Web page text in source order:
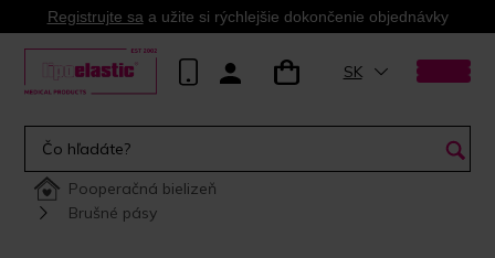
Registrujte sa a užite si rýchlejšie dokončenie objednávky
SK
Pooperačná bielizeň
Brušné pásy